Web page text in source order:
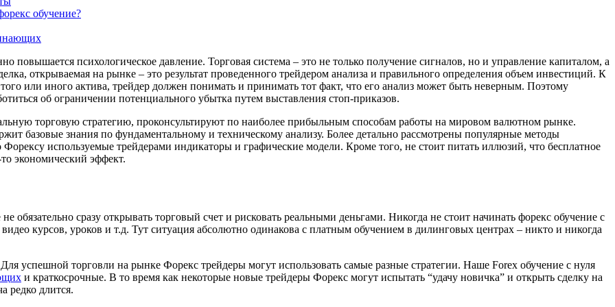
обучение?
повышается психологическое давление. Торговая система – это не только получение сигналов, но и управление капиталом, а
открываемая на рынке – это результат проведенного трейдером анализа и правильного определения объем инвестиций. К
или иного актива, трейдер должен понимать и принимать тот факт, что его анализ может быть неверным. Поэтому
об ограничении потенциального убытка путем выставления стоп-приказов.
торговую стратегию, проконсультируют по наиболее прибыльным способам работы на мировом валютном рынке.
базовые знания по фундаментальному и техническому анализу. Более детально рассмотрены популярные методы
используемые трейдерами индикаторы и графические модели. Кроме того, не стоит питать иллюзий, что бесплатное
экономический эффект.
обязательно сразу открывать торговый счет и рисковать реальными деньгами. Никогда не стоит начинать форекс обучение с
курсов, уроков и т.д. Тут ситуация абсолютно одинакова с платным обучением в дилинговых центрах – никто и никогда
успешной торговли на рынке Форекс трейдеры могут использовать самые разные стратегии. Наше Forex обучение с нуля
и краткосрочные. В то время как некоторые новые трейдеры Форекс могут испытать “удачу новичка” и открыть сделку на
редко длится.